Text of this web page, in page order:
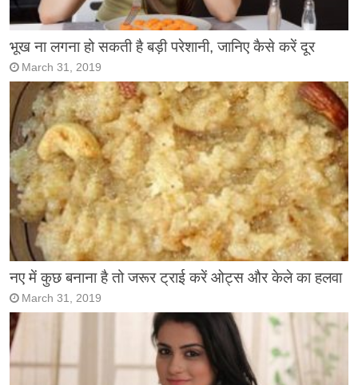
भूख ना लगना हो सकती है बड़ी परेशानी, जानिए कैसे करें दूर
March 31, 2019
नए में कुछ बनाना है तो जरूर ट्राई करें ओट्स और केले का हलवा
March 31, 2019